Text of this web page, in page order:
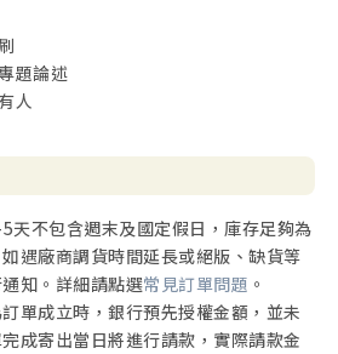
題論述
人
天不包含週末及國定假日，庫存足夠為
遇廠商調貨時間延長或絕版、缺貨等
知。詳細請點選常見訂單問題 。
單成立時，銀行預先授權金額，並未
成寄出當日將進行請款，實際請款金